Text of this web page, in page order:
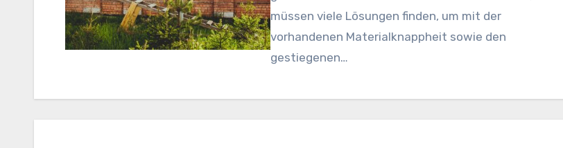
müssen viele Lösungen finden, um mit der
vorhandenen Materialknappheit sowie den
gestiegenen…